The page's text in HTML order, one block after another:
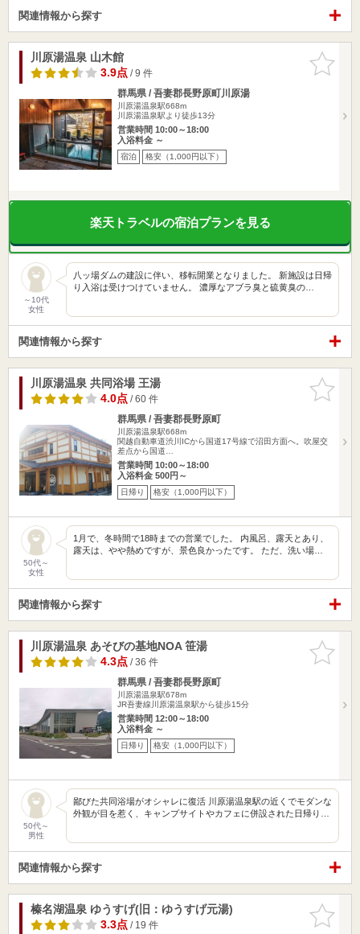
関連情報から探す
お気に入
りに追加
川原湯温泉 山木館
3.9点/ 9 件
群馬県 / 吾妻郡長野原町川原湯
川原湯温泉駅668m
川原湯温泉駅より徒歩13分
営業時間 10:00～18:00
入浴料金 ～
宿泊 格安（1,000円以下）
楽天トラベルの宿泊プランを見る
～10代
女性
八ッ場ダムの建設に伴い、移転開業となりました。 新施設は日帰
り入浴は受けつけていません。 濃厚なアブラ臭と硫黄臭の…
関連情報から探す
お気に入
りに追加
川原湯温泉 共同浴場 王湯
4.0点/ 60 件
群馬県 / 吾妻郡長野原町
川原湯温泉駅668m
関越自動車道渋川ICから国道17号線で沼田方面へ。吹屋交
差点から国道…
営業時間 10:00～18:00
入浴料金 500円～
日帰り 格安（1,000円以下）
50代～
女性
1月で、冬時間で18時までの営業でした。 内風呂、露天とあり、
露天は、やや熱めですが、景色良かったです。 ただ、洗い場…
関連情報から探す
お気に入
りに追加
川原湯温泉 あそびの基地NOA 笹湯
4.3点/ 36 件
群馬県 / 吾妻郡長野原町
川原湯温泉駅678m
JR吾妻線川原湯温泉駅から徒歩15分
営業時間 12:00～18:00
入浴料金 ～
日帰り 格安（1,000円以下）
50代～
男性
鄙びた共同浴場がオシャレに復活 川原湯温泉駅の近くでモダンな
外観が目を惹く、キャンプサイトやカフェに併設された日帰り…
関連情報から探す
お気に入
りに追加
榛名湖温泉 ゆうすげ(旧：ゆうすげ元湯)
3.3点/ 19 件